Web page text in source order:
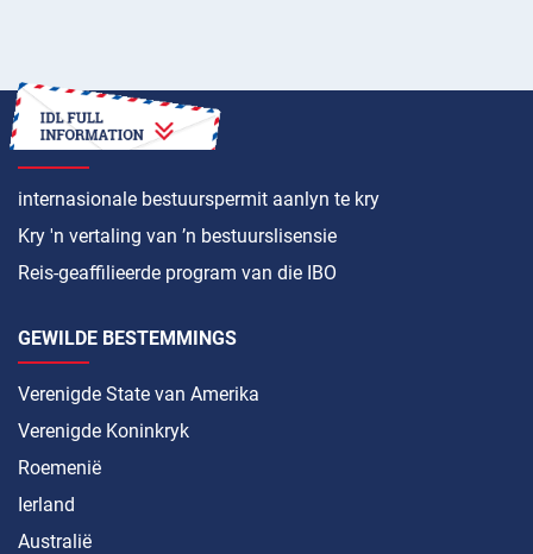
HOE OM ’N
internasionale bestuurspermit aanlyn te kry
Kry 'n vertaling van ’n bestuurslisensie
Reis-geaffilieerde program van die IBO
GEWILDE BESTEMMINGS
Verenigde State van Amerika
Verenigde Koninkryk
Roemenië
Ierland
Australië